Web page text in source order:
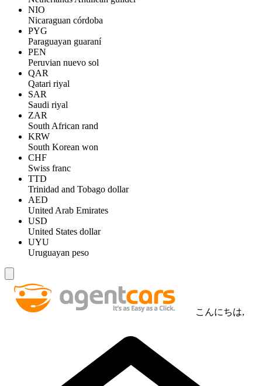
NIO
Nicaraguan córdoba
PYG
Paraguayan guaraní
PEN
Peruvian nuevo sol
QAR
Qatari riyal
SAR
Saudi riyal
ZAR
South African rand
KRW
South Korean won
CHF
Swiss franc
TTD
Trinidad and Tobago dollar
AED
United Arab Emirates
USD
United States dollar
UYU
Uruguayan peso
こんにちは,